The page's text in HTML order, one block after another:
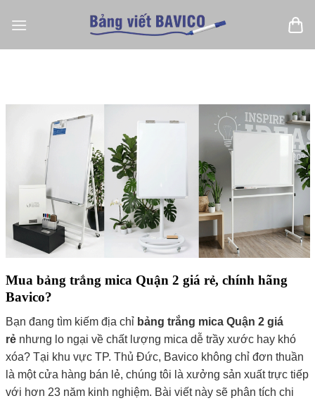
qua
Mua bảng trắng mica Quận 2 giá rẻ, chính hãng
Bavico?
Bạn đang tìm kiếm địa chỉ bảng trắng mica Quận 2 giá
rẻnhưng lo ngại về chất lượng mica dễ trầy xước hay khó
xóa? Tại khu vực TP. Thủ Đức, Bavico không chỉ đơn thuần
là một cửa hàng bán lẻ, chúng tôi là xưởng sản xuất trực tiếp
với hơn 23 năm kinh nghiệm. Bài viết này sẽ phân tích chi